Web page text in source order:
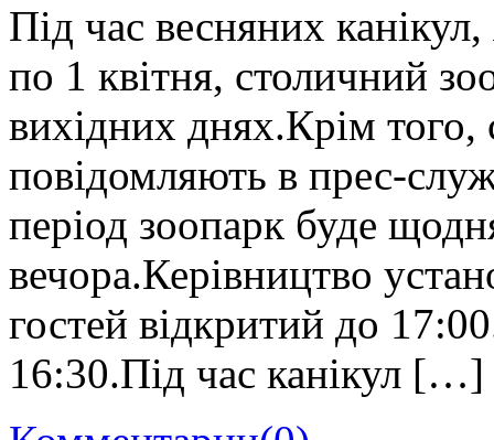
Під час весняних
по 1 квітня, столичний
вихідних днях.Крім того,
повідомляють в прес-
період зоопарк буде
вечора.Керівництво
гостей відкритий до
16:30.Під час канікул […]